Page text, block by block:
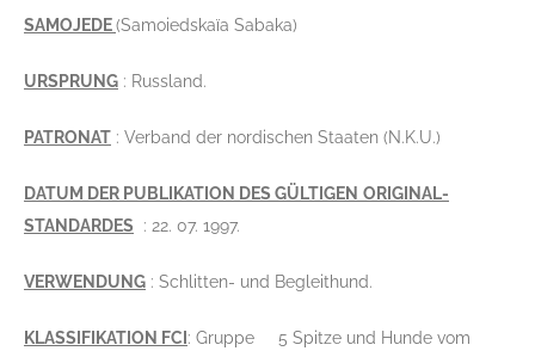
SAMOJEDE(Samoiedskaïa Sabaka)
URSPRUNG : Russland.
PATRONAT : Verband der nordischen Staaten (N.K.U.)
DATUM DER PUBLIKATION DES GÜLTIGEN ORIGINAL-
STANDARDES : 22. 07. 1997.
VERWENDUNG : Schlitten- und Begleithund.
KLASSIFIKATION FCI : Gruppe 5 Spitze und Hunde vom